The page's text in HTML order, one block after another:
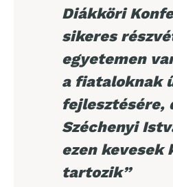
Diákköri
sikeres
egyetemen
a fiataloknak
fejlesztésére,
Széchenyi
ezen kevesek
tartozik”